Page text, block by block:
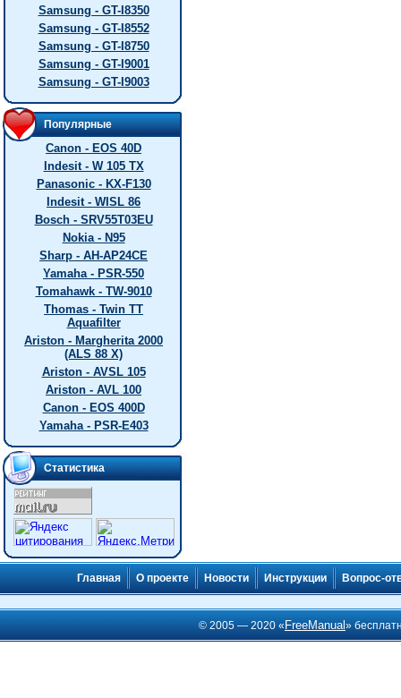
Samsung - GT-I8350
Samsung - GT-I8552
Samsung - GT-I8750
Samsung - GT-I9001
Samsung - GT-I9003
Популярные
Canon - EOS 40D
Indesit - W 105 TX
Panasonic - KX-F130
Indesit - WISL 86
Bosch - SRV55T03EU
Nokia - N95
Sharp - AH-AP24CE
Yamaha - PSR-550
Tomahawk - TW-9010
Thomas - Twin TT
Aquafilter
Ariston - Margherita 2000
(ALS 88 X)
Ariston - AVSL 105
Ariston - AVL 100
Canon - EOS 400D
Yamaha - PSR-E403
Статистика
Главная О проекте Новости Инструкции Вопрос-
© 2005 — 2020 « FreeManual»